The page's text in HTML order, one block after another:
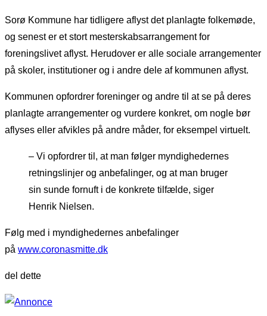
Sorø Kommune har tidligere aflyst det planlagte folkemøde,
og senest er et stort mesterskabsarrangement for
foreningslivet aflyst. Herudover er alle sociale arrangementer
på skoler, institutioner og i andre dele af kommunen aflyst.
Kommunen opfordrer foreninger og andre til at se på deres
planlagte arrangementer og vurdere konkret, om nogle bør
aflyses eller afvikles på andre måder, for eksempel virtuelt.
– Vi opfordrer til, at man følger myndighedernes
retningslinjer og anbefalinger, og at man bruger
sin sunde fornuft i de konkrete tilfælde, siger
Henrik Nielsen.
Følg med i myndighedernes anbefalinger
på www.coronasmitte.dk
del dette